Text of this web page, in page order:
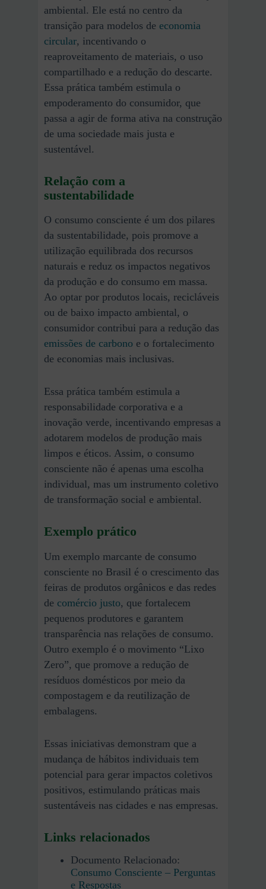
ambiental. Ele está no centro da
transição para modelos de economia
circular, incentivando o
reaproveitamento de materiais, o uso
compartilhado e a redução do descarte.
Essa prática também estimula o
empoderamento do consumidor, que
passa a agir de forma ativa na construção
de uma sociedade mais justa e
sustentável.
Relação com a
sustentabilidade
O consumo consciente é um dos pilares
da sustentabilidade, pois promove a
utilização equilibrada dos recursos
naturais e reduz os impactos negativos
da produção e do consumo em massa.
Ao optar por produtos locais, recicláveis
ou de baixo impacto ambiental, o
consumidor contribui para a redução das
emissões de carbono e o fortalecimento
de economias mais inclusivas.
Essa prática também estimula a
responsabilidade corporativa e a
inovação verde, incentivando empresas a
adotarem modelos de produção mais
limpos e éticos. Assim, o consumo
consciente não é apenas uma escolha
individual, mas um instrumento coletivo
de transformação social e ambiental.
Exemplo prático
Um exemplo marcante de consumo
consciente no Brasil é o crescimento das
feiras de produtos orgânicos e das redes
de comércio justo, que fortalecem
pequenos produtores e garantem
transparência nas relações de consumo.
Outro exemplo é o movimento “Lixo
Zero”, que promove a redução de
resíduos domésticos por meio da
compostagem e da reutilização de
embalagens.
Essas iniciativas demonstram que a
mudança de hábitos individuais tem
potencial para gerar impactos coletivos
positivos, estimulando práticas mais
sustentáveis nas cidades e nas empresas.
Links relacionados
Documento Relacionado:
Consumo Consciente – Perguntas
e Respostas